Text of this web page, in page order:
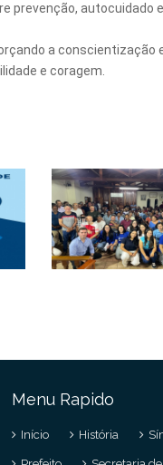
autocuidado
a conscientização
e coragem.
Menu Rapido
Início História